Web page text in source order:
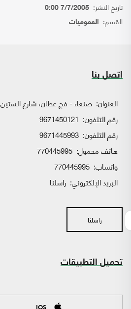
تاريخ النشر: 7/7/2005 0:00
القسم: العموميات
اتصل بنا
العنوان: صنعاء - فج عطان، شارع الستين
رقم التلفون: 9671450121
رقم التلفون: 9671445993
هاتف محمول: 770445995
واتساب:
البريد الإلكتروني: راسلنا
راسلنا
تحميل التطبيقات
IOS